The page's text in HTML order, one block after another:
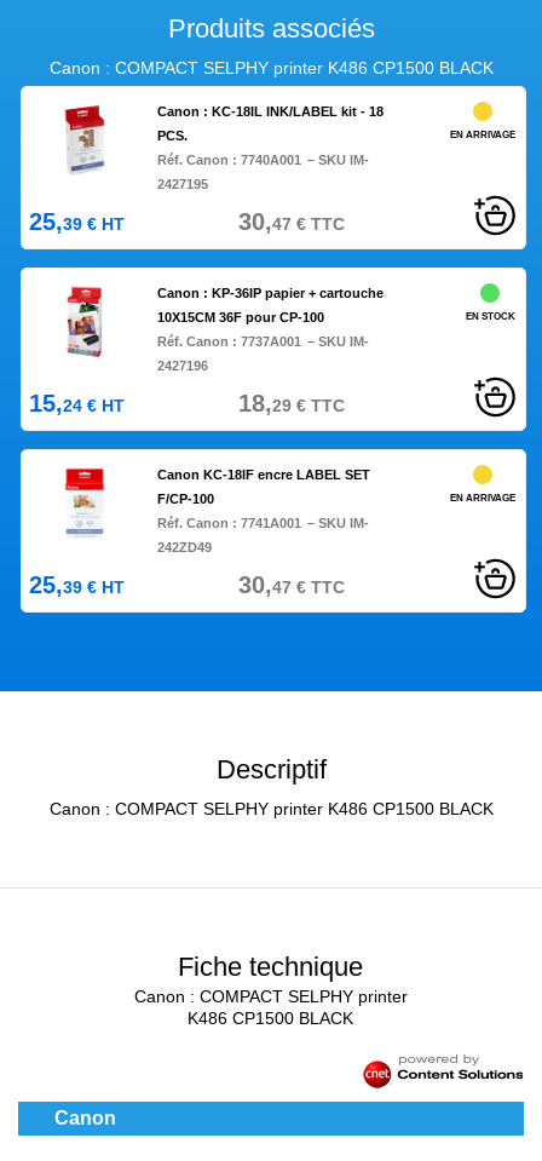
Produits associés
Canon : COMPACT SELPHY printer K486 CP1500 BLACK
Canon : KC-18IL INK/LABEL kit - 18
PCS.
Réf. Canon :7740A001 – SKU IM-
2427195
EN ARRIVAGE
25,39 € HT 30,47 €TTC
Canon : KP-36IP papier + cartouche
10X15CM 36F pour CP-100
Réf. Canon :7737A001 – SKU IM-
2427196
EN STOCK
15,24 € HT 18,29€TTC
Canon KC-18IF encre LABEL SET
F/CP-100
Réf. Canon :7741A001 – SKU IM-
242ZD49
EN ARRIVAGE
25,39 € HT 30,47 €TTC
Descriptif
Canon : COMPACT SELPHY printer K486 CP1500 BLACK
Fiche technique
Canon : COMPACT SELPHY printer
K486 CP1500 BLACK
Canon